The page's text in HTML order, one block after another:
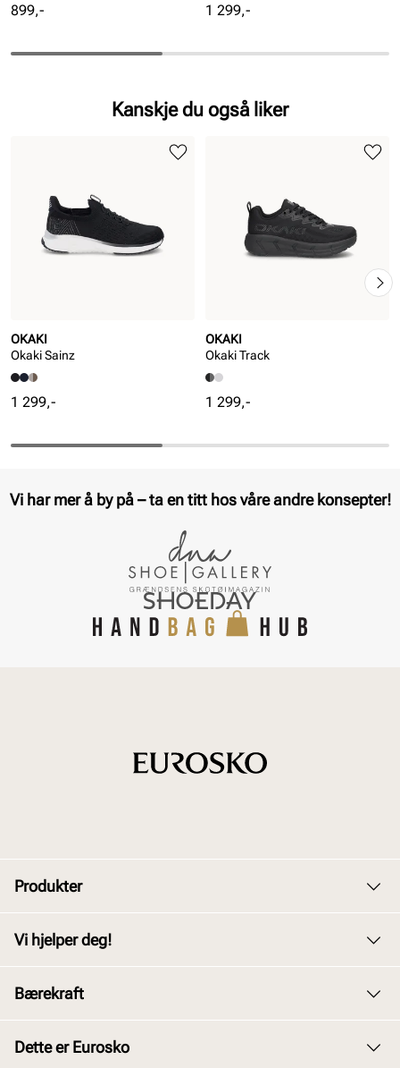
Pris
899,- Pris
1 299,-
Kanskje du også liker
OKAKI
Okaki Sainz
Pris
1 299,-
OKAKI
Okaki Track
Pris
1 299,-
Vi har mer å by på – ta en titt hos våre andre konsepter!
Produkter
Barn
Vi hjelper deg!
Kjøpsbetingelser
Bærekraft
Dette er Eurosko